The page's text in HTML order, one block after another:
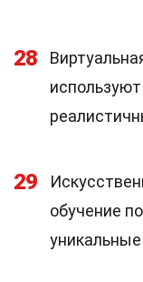
28
29
обучение